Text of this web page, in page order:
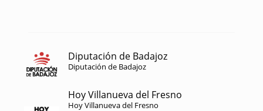
Diputación de Badajoz
Diputación de Badajoz
Hoy Villanueva del Fresno
Hoy Villanueva del Fresno